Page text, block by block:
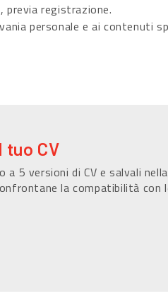
previa registrazione.
personale e ai contenuti
CV
a 5 versioni di CV e salvali
la compatibilità